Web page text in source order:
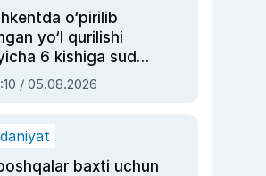
o‘pirilib
yo‘l qurilishi
6 kishiga sud
o‘qildi
/ 05.08.2026
baxti uchun